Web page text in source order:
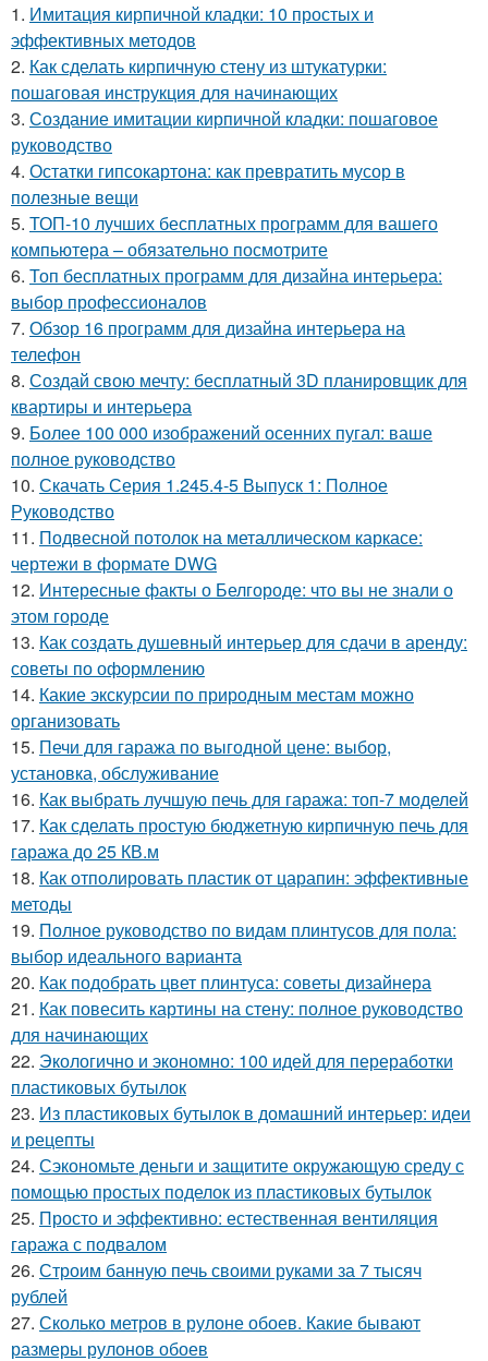
1. Имитация кирпичной кладки: 10 простых и
эффективных методов
2. Как сделать кирпичную стену из штукатурки:
пошаговая инструкция для начинающих
3. Создание имитации кирпичной кладки: пошаговое
руководство
4. Остатки гипсокартона: как превратить мусор в
полезные вещи
5. ТОП-10 лучших бесплатных программ для вашего
компьютера – обязательно посмотрите
6. Топ бесплатных программ для дизайна интерьера:
выбор профессионалов
7. Обзор 16 программ для дизайна интерьера на
телефон
8. Создай свою мечту: бесплатный 3D планировщик для
квартиры и интерьера
9. Более 100 000 изображений осенних пугал: ваше
полное руководство
10. Скачать Серия 1.245.4-5 Выпуск 1: Полное
Руководство
11. Подвесной потолок на металлическом каркасе:
чертежи в формате DWG
12. Интересные факты о Белгороде: что вы не знали о
этом городе
13. Как создать душевный интерьер для сдачи в аренду:
советы по оформлению
14. Какие экскурсии по природным местам можно
организовать
15. Печи для гаража по выгодной цене: выбор,
установка, обслуживание
16. Как выбрать лучшую печь для гаража: топ-7 моделей
17. Как сделать простую бюджетную кирпичную печь для
гаража до 25 КВ.м
18. Как отполировать пластик от царапин: эффективные
методы
19. Полное руководство по видам плинтусов для пола:
выбор идеального варианта
20. Как подобрать цвет плинтуса: советы дизайнера
21. Как повесить картины на стену: полное руководство
для начинающих
22. Экологично и экономно: 100 идей для переработки
пластиковых бутылок
23. Из пластиковых бутылок в домашний интерьер: идеи
и рецепты
24. Сэкономьте деньги и защитите окружающую среду с
помощью простых поделок из пластиковых бутылок
25. Просто и эффективно: естественная вентиляция
гаража с подвалом
26. Строим банную печь своими руками за 7 тысяч
рублей
27. Сколько метров в рулоне обоев. Какие бывают
размеры рулонов обоев